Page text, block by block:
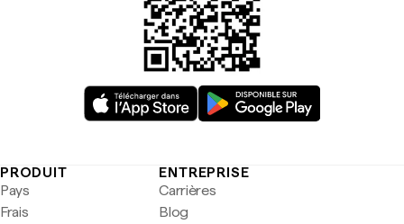
PRODUIT
Pays
Frais
ENTREPRISE
Carrières
Blog